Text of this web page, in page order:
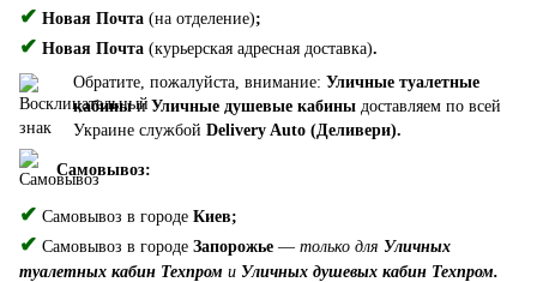
✔ Новая Почта (на отделение);
✔ Новая Почта (курьерская адресная доставка).
Обратите, пожалуйста, внимание: Уличные туалетные
кабиныи Уличные душевые кабины доставляем по всей
Украине службой Delivery Auto (Деливери).
Самовывоз:
✔ Самовывоз в городе Киев;
✔ Самовывоз в городе Запорожье — только для Уличных
туалетных кабин Техпром и Уличных душевых кабин Техпром.